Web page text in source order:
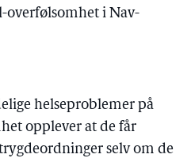
overfølsomhet i Nav-
helseproblemer på
opplever at de får
selv om de